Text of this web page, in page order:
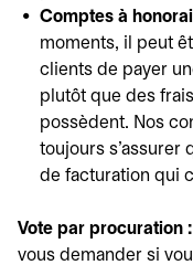
Comptes à
moments, il peut
clients de payer
plutôt que des
possèdent. Nos
toujours s'assurer
de facturation qui
Vote par procuration :
vous demander si